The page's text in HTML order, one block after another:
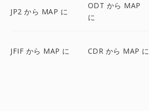
JP2 から MAP に
ODT から MAP
に
JFIF から MAP に CDR から MAP に